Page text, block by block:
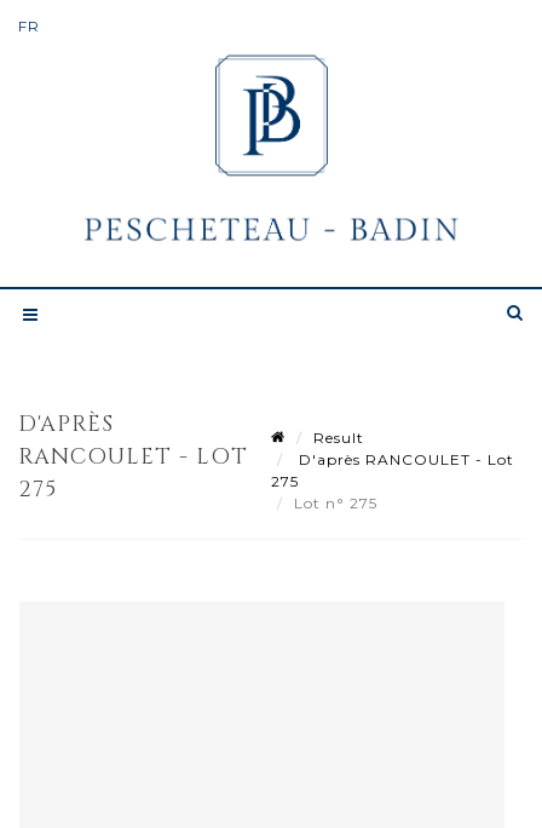
D'APRÈS
RANCOULET - LOT
275
Result
D'après RANCOULET - Lot
275
Lot n° 275